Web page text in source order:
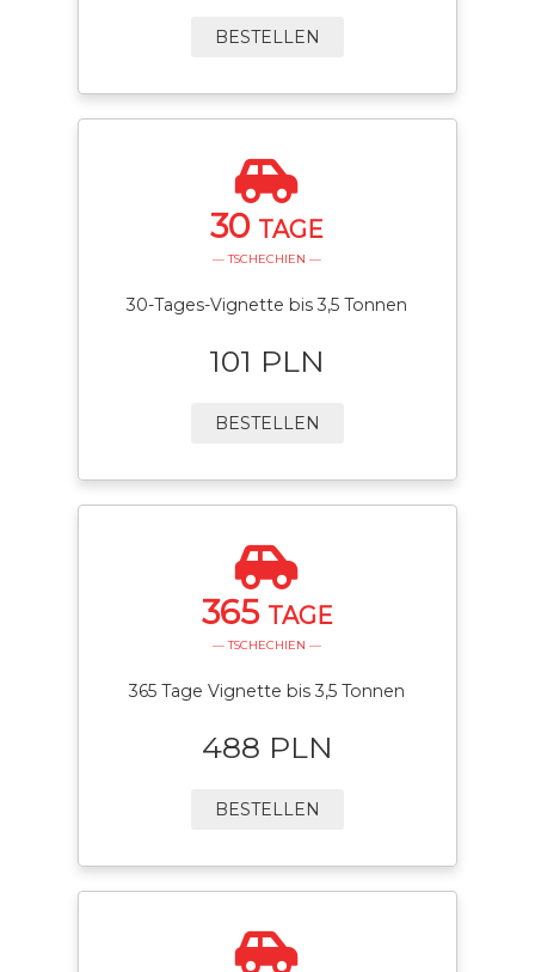
BESTELLEN
30 TAGE
— TSCHECHIEN —
30-Tages-Vignette bis 3,5 Tonnen
101 PLN
BESTELLEN
365 TAGE
— TSCHECHIEN —
365 Tage Vignette bis 3,5 Tonnen
488 PLN
BESTELLEN